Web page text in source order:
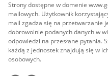
Strony dostępne w domenie
mailowych. Użytkownik
mail zgadza się na przetwarzanie
dobrowolnie podanych danych w
odpowiedzi na przesłane pytania.
każdą z jednostek znajdują się w
osobowych.